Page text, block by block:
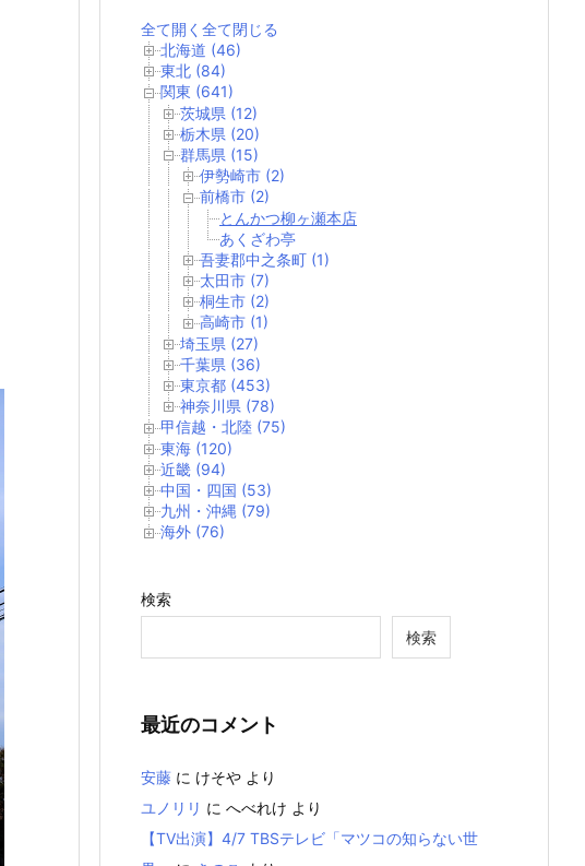
全て開く 全て閉じる
北海道 (46)
東北 (84)
関東 (641)
茨城県 (12)
栃木県 (20)
群馬県 (15)
伊勢崎市 (2)
前橋市 (2)
とんかつ柳ヶ瀬本店
あくざわ亭
吾妻郡中之条町 (1)
太田市 (7)
桐生市 (2)
高崎市 (1)
埼玉県 (27)
千葉県 (36)
東京都 (453)
神奈川県 (78)
甲信越・北陸 (75)
東海 (120)
近畿 (94)
中国・四国 (53)
九州・沖縄 (79)
海外 (76)
検索
検索
最近のコメント
安藤 に けそや より
ユノリリ に へべれけ より
【TV出演】4/7 TBSテレビ「マツコの知らない世